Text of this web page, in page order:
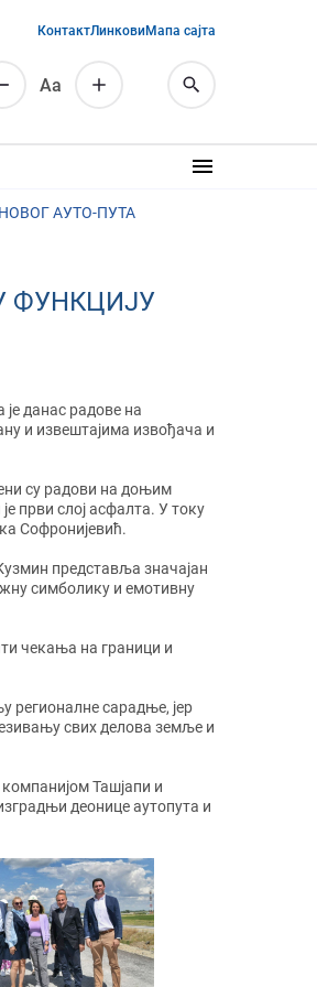
Аа
КонтактЛинковиМапа сајта
АУТО-ПУТА
ФУНКЦИЈУ
данас радове на
и извештајима извођача и
су радови на доњим
први слој асфалта. У току
Софронијевић.
представља значајан
симболику и емотивну
чекања на граници и
регионалне сарадње, јер
свих делова земље и
Ташјапи и
деонице аутопута и